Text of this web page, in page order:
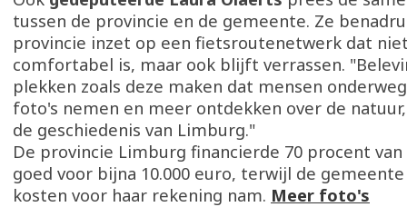
tussen de provincie en de gemeente. Ze
provincie inzet op een fietsroutenetwerk dat
comfortabel is, maar ook blijft verrassen.
plekken zoals deze maken dat mensen
foto's nemen en meer ontdekken over de
de geschiedenis van Limburg."
De provincie Limburg financierde 70 procent
goed voor bijna 10.000 euro, terwijl de
kosten voor haar rekening nam. Meer foto's